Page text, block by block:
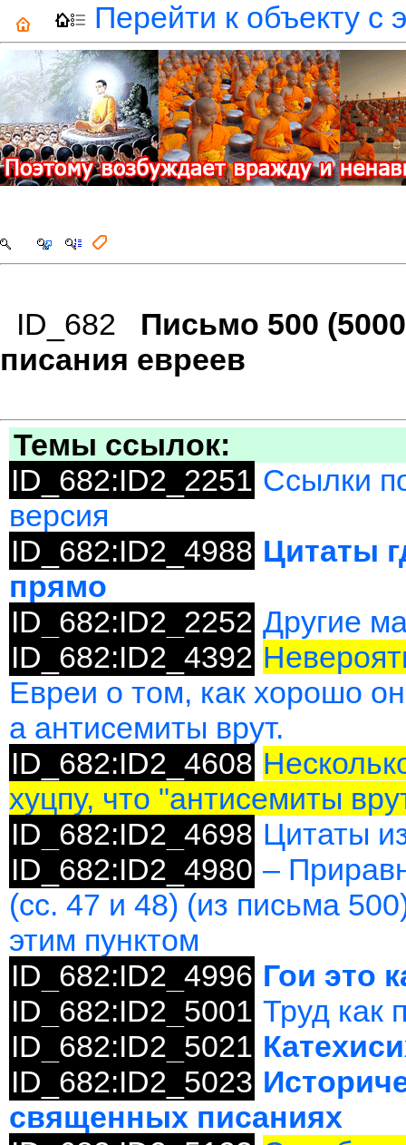
Перейти к объекту с
ID_682 Письмо 500
писания евреев
Темы ссылок:
ID_682:ID2_2251 Ссылки
версия
ID_682:ID2_4988 Цитаты
прямо
ID_682:ID2_2252 Другие
ID_682:ID2_4392
Евреи о том, как хорошо
а антисемиты врут.
ID_682:ID2_4608
хуцпу, что "антисемиты
ID_682:ID2_4698 Цитаты
ID_682:ID2_4980 –
(сс. 47 и 48) (из письма
этим пунктом
ID_682:ID2_4996 Гои это
ID_682:ID2_5001 Труд как
ID_682:ID2_5021
ID_682:ID2_5023
священных писаниях